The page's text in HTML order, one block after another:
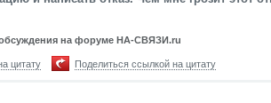
на форуме НА-СВЯЗИ.ru
цитату Поделиться ссылкой на цитату